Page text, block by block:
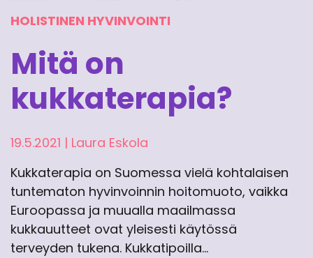
HOLISTINEN HYVINVOINTI
Mitä on
kukkaterapia?
19.5.2021 | Laura Eskola
Kukkaterapia on Suomessa vielä kohtalaisen
tuntematon hyvinvoinnin hoitomuoto, vaikka
Euroopassa ja muualla maailmassa
kukkauutteet ovat yleisesti käytössä
terveyden tukena. Kukkatipoilla…